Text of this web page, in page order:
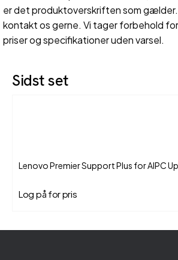
er det produktoverskriften som gælder.
kontakt os gerne. Vi tager forbehold
priser og specifikationer uden varsel.
Sidst set
Lenovo Premier Support Plus for AIPC
Log på for pris